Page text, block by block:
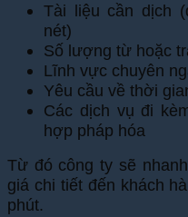
Tài liệu cần dịch
nét)
Số lượng từ hoặc
Lĩnh vực chuyên
Yêu cầu về thời
Các dịch vụ đi
hợp pháp hóa
Từ đó công ty sẽ
giá chi tiết đến khách
phút.